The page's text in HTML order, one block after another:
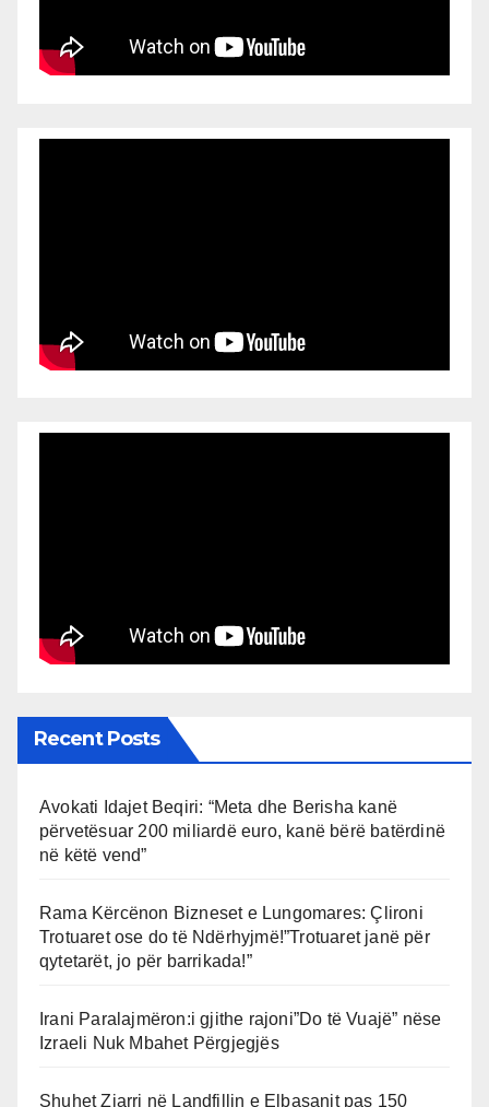
Recent Posts
Avokati Idajet Beqiri: “Meta dhe Berisha kanë
përvetësuar 200 miliardë euro, kanë bërë batërdinë
në këtë vend”
Rama Kërcënon Bizneset e Lungomares: Çlironi
Trotuaret ose do të Ndërhyjmë!”Trotuaret janë për
qytetarët, jo për barrikada!”
Irani Paralajmëron:i gjithe rajoni”Do të Vuajë” nëse
Izraeli Nuk Mbahet Përgjegjës
Shuhet Zjarri në Landfillin e Elbasanit pas 150